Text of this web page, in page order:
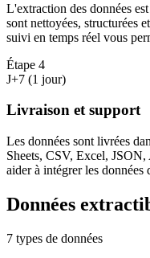
L'extraction des données
sont nettoyées, structurées
suivi en temps réel vous
Étape 4
J+7 (1 jour)
Livraison et support
Les données sont livrées
Sheets, CSV, Excel,
aider à intégrer les données
Données
7 types de données